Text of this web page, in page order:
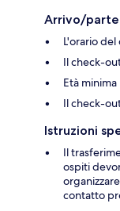
Arrivo/
L'orario
Il check-
Età
Il check-
Istruzioni
Il
ospiti
contatto